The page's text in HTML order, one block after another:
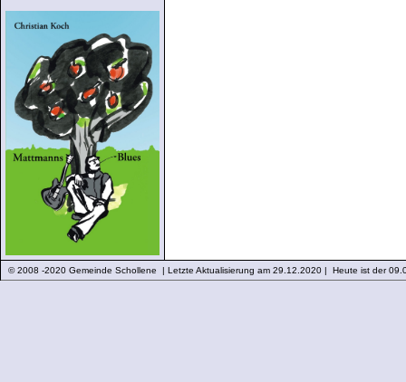
© 2008 -2020 Gemeinde Schollene | Letzte Aktualisierung am 29.12.2020 | Heute ist der